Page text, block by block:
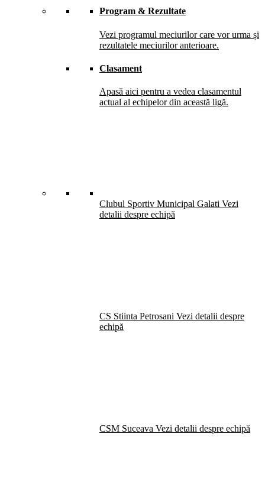
Program & Rezultate
Vezi programul meciurilor care vor urma și
rezultatele meciurilor anterioare.
Clasament
Apasă aici pentru a vedea clasamentul
actual al echipelor din această ligă.
Clubul Sportiv Municipal Galati Vezi
detalii despre echipă
CS Stiinta Petrosani Vezi detalii despre
echipă
CSM Suceava Vezi detalii despre echipă